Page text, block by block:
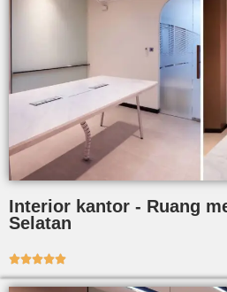
Interior kantor - Ruang
Selatan
